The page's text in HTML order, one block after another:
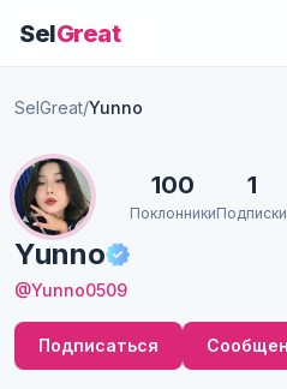
SelGreat
SelGreat/Yunno
Yunno
@Yunno0509
100
Поклонники
1
Подписки
Подписаться